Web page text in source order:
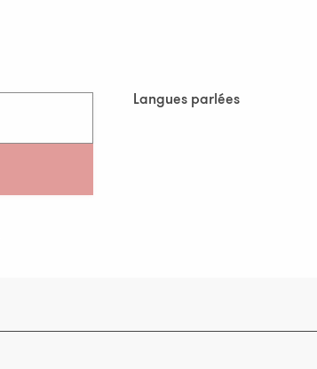
Langues parlées
Langues parlées